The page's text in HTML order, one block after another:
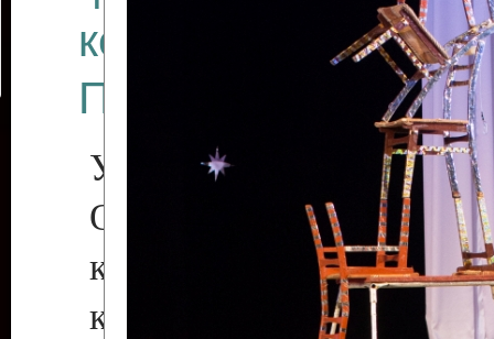
коллективов
Приднестровского
Участники фестиваля:
Образцовый
коллектив
культуры с.